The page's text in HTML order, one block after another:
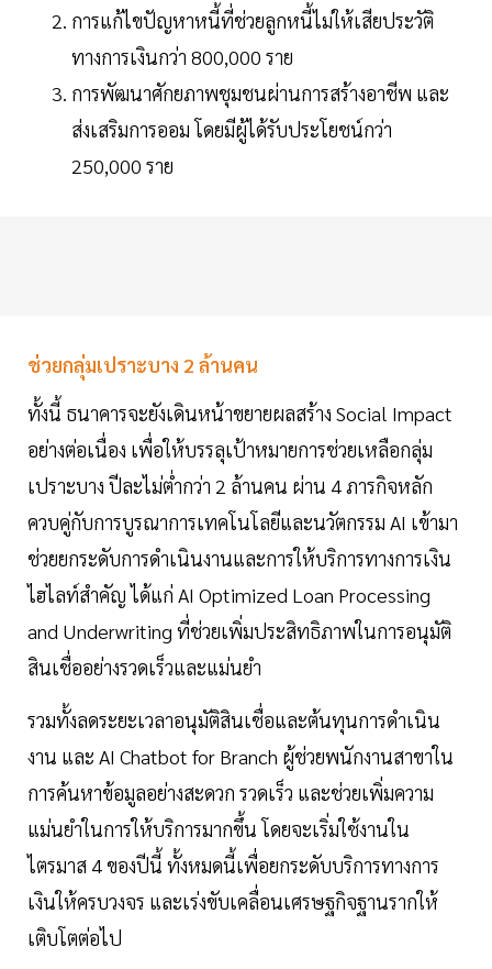
การแก้ไขปัญหาหนี้ที่ช่วยลูกหนี้ไม่ให้เสียประวัติ
ทางการเงินกว่า 800,000 ราย
การพัฒนาศักยภาพชุมชนผ่านการสร้างอาชีพ และ
ส่งเสริมการออม โดยมีผู้ได้รับประโยชน์กว่า
250,000 ราย
ช่วยกลุ่มเปราะบาง 2 ล้านคน
ทั้งนี้ ธนาคารจะยังเดินหน้าขยายผลสร้าง Social Impact
อย่างต่อเนื่อง เพื่อให้บรรลุเป้าหมายการช่วยเหลือกลุ่ม
เปราะบาง ปีละไม่ต่ำกว่า 2 ล้านคน ผ่าน 4 ภารกิจหลัก
ควบคู่กับการบูรณาการเทคโนโลยีและนวัตกรรม AI เข้ามา
ช่วยยกระดับการดำเนินงานและการให้บริการทางการเงิน
ไฮไลท์สำคัญ ได้แก่ AI Optimized Loan Processing
and Underwriting ที่ช่วยเพิ่มประสิทธิภาพในการอนุมัติ
สินเชื่ออย่างรวดเร็วและแม่นยำ
รวมทั้งลดระยะเวลาอนุมัติสินเชื่อและต้นทุนการดำเนิน
งาน และ AI Chatbot for Branch ผู้ช่วยพนักงานสาขาใน
การค้นหาข้อมูลอย่างสะดวก รวดเร็ว และช่วยเพิ่มความ
แม่นยำในการให้บริการมากขึ้น โดยจะเริ่มใช้งานใน
ไตรมาส 4 ของปีนี้ ทั้งหมดนี้เพื่อยกระดับบริการทางการ
เงินให้ครบวงจร และเร่งขับเคลื่อนเศรษฐกิจฐานรากให้
เติบโตต่อไป